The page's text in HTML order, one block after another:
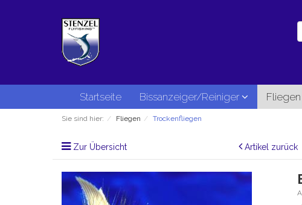
Startseite Bissanzeiger/Reiniger Fliegen
Sie sind hier: Fliegen Trockenfliegen
Zur Übersicht Artikel zurück